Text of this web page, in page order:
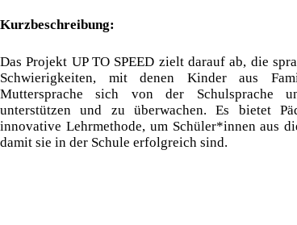
Kurzbeschreibung:
Das Projekt UP TO SPEED zielt darauf ab, die
Schwierigkeiten, mit denen Kinder aus
Muttersprache sich von der Schulsprache
unterstützen und zu überwachen. Es bietet
innovative Lehrmethode, um Schüler*innen aus
damit sie in der Schule erfolgreich sind.